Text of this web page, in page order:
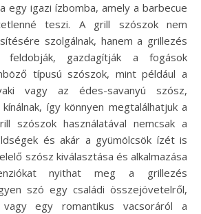
teszi. A grill szószok nem
szolgálnak, hanem a grillezés
feldobják, gazdagítják a fogások
típusú szószok, mint például a
vagy az édes-savanyú szósz,
így könnyen megtalálhatjuk a
szószok használatával nemcsak a
és akár a gyümölcsök ízét is
szósz kiválasztása és alkalmazása
nyithat meg a grillezés
szó egy családi összejövetelről,
egy romantikus vacsoráról a